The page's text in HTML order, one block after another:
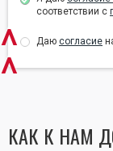
соответствии с
Даю согласие
КАК К НАМ
^
^